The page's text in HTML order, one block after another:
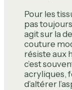
Pour les
pas
agit sur la
couture
résiste aux
c’est
acryliques,
d’altérer